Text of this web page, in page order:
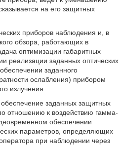
на его защитных
приборов наблюдения и, в
обзора, работающих в
оптимизации габаритных
реализации заданных оптических
заданного
ослабления) прибором
излучения.
заданных защитных
отношению к воздействию гамма-
обеспечении
параметров, определяющих
при наблюдении через